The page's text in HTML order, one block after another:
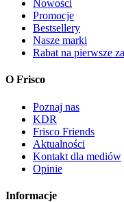
Nowości
Promocje
Bestsellery
Nasze marki
Rabat na pierwsze
O Frisco
Poznaj nas
KDR
Frisco Friends
Aktualności
Kontakt dla mediów
Opinie
Informacje